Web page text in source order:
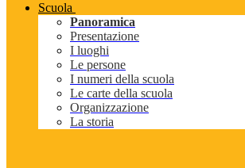
Scuola
Panoramica
Presentazione
I luoghi
Le persone
I numeri della scuola
Le carte della scuola
Organizzazione
La storia